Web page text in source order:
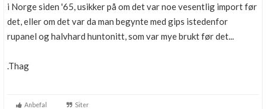
i Norge siden '65, usikker på om det var noe vesentlig import før
det, eller om det var da man begynte med gips istedenfor
rupanel og halvhard huntonitt, som var mye brukt før det...
.Thag
Anbefal Siter